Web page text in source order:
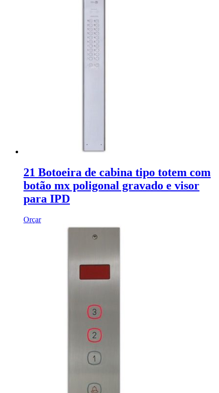
21 Botoeira de cabina tipo totem com
botão mx poligonal gravado e visor
para IPD
Orçar